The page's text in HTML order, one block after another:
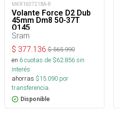
MKR160721BA-R
Volante Force D2 Dub
45mm Dm8 50-37T
Q145
Sram
$ 377.136 $565.990
en 6cuotas de $62.856sin
interés
ahorras $15.090 por
transferencia.
Disponible